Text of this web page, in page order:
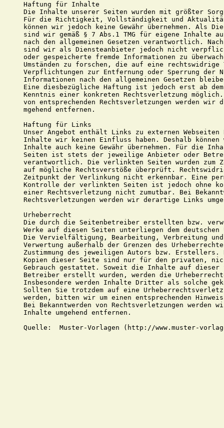
Haftung für Inhalte
Die Inhalte unserer Seiten wurden mit größter
Für die Richtigkeit, Vollständigkeit und
können wir jedoch keine Gewähr übernehmen. Als
sind wir gemäß § 7 Abs.1 TMG für eigene Inhalte
nach den allgemeinen Gesetzen verantwortlich.
sind wir als Diensteanbieter jedoch nicht
oder gespeicherte fremde Informationen zu
Umständen zu forschen, die auf eine
Verpflichtungen zur Entfernung oder Sperrung der
Informationen nach den allgemeinen Gesetzen
Eine diesbezügliche Haftung ist jedoch erst ab
Kenntnis einer konkreten Rechtsverletzung möglich.
von entsprechenden Rechtsverletzungen werden
mgehend entfernen.
Haftung für Links
Unser Angebot enthält Links zu externen
Inhalte wir keinen Einfluss haben. Deshalb
Inhalte auch keine Gewähr übernehmen. Für die
Seiten ist stets der jeweilige Anbieter oder
verantwortlich. Die verlinkten Seiten wurden zum
auf mögliche Rechtsverstöße überprüft.
Zeitpunkt der Verlinkung nicht erkennbar. Eine
Kontrolle der verlinkten Seiten ist jedoch ohne
einer Rechtsverletzung nicht zumutbar. Bei
Rechtsverletzungen werden wir derartige Links
Urheberrecht
Die durch die Seitenbetreiber erstellten bzw.
Werke auf diesen Seiten unterliegen dem deutschen
Die Vervielfältigung, Bearbeitung, Verbreitung
Verwertung außerhalb der Grenzen des
Zustimmung des jeweiligen Autors bzw. Erstellers.
Kopien dieser Seite sind nur für den privaten,
Gebrauch gestattet. Soweit die Inhalte auf dieser
Betreiber erstellt wurden, werden die
Insbesondere werden Inhalte Dritter als solche
Sollten Sie trotzdem auf eine
werden, bitten wir um einen entsprechenden
Bei Bekanntwerden von Rechtsverletzungen werden
Inhalte umgehend entfernen.